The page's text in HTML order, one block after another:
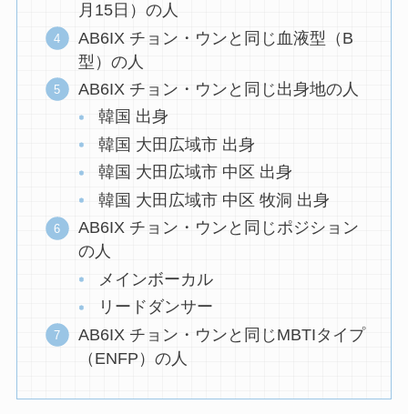
月15日）の人
AB6IX チョン・ウンと同じ血液型（B
型）の人
AB6IX チョン・ウンと同じ出身地の人
韓国 出身
韓国 大田広域市 出身
韓国 大田広域市 中区 出身
韓国 大田広域市 中区 牧洞 出身
AB6IX チョン・ウンと同じポジション
の人
メインボーカル
リードダンサー
AB6IX チョン・ウンと同じMBTIタイプ
（ENFP）の人